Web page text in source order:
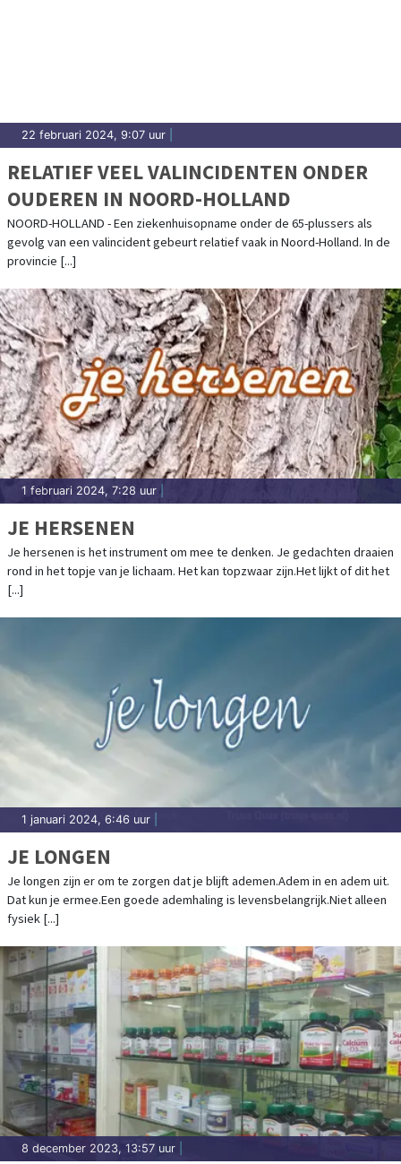
22 februari 2024, 9:07 uur
RELATIEF VEEL VALINCIDENTEN ONDER
OUDEREN IN NOORD-HOLLAND
NOORD-HOLLAND - Een ziekenhuisopname onder de 65-plussers als
gevolg van een valincident gebeurt relatief vaak in Noord-Holland. In de
provincie [...]
1 februari 2024, 7:28 uur
JE HERSENEN
Je hersenen is het instrument om mee te denken. Je gedachten draaien
rond in het topje van je lichaam. Het kan topzwaar zijn.Het lijkt of dit het
[...]
1 januari 2024, 6:46 uur
JE LONGEN
Je longen zijn er om te zorgen dat je blijft ademen.Adem in en adem uit.
Dat kun je ermee.Een goede ademhaling is levensbelangrijk.Niet alleen
fysiek [...]
8 december 2023, 13:57 uur